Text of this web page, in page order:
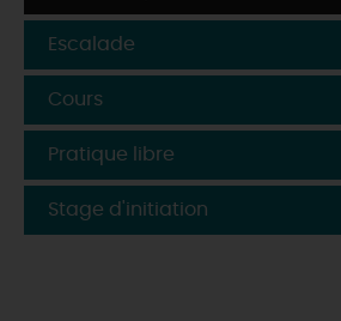
Escalade
Cours
Pratique libre
Stage d'initiation